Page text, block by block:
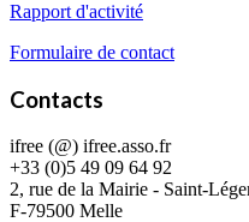
Rapport d'activité
Formulaire de contact
Contacts
ifree (@) ifree.asso.fr
+33 (0)5 49 09 64 92
2, rue de la Mairie - Saint-
F-79500 Melle